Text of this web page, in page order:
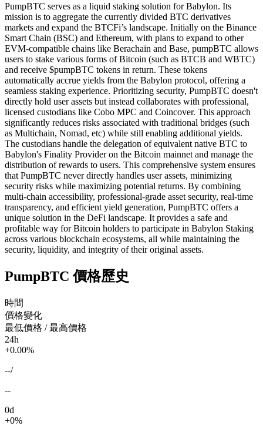
PumpBTC serves as a liquid staking solution for Babylon. Its
mission is to aggregate the currently divided BTC derivatives
markets and expand the BTCFi’s landscape. Initially on the Binance
Smart Chain (BSC) and Ethereum, with plans to expand to other
EVM-compatible chains like Berachain and Base, pumpBTC allows
users to stake various forms of Bitcoin (such as BTCB and WBTC)
and receive $pumpBTC tokens in return. These tokens
automatically accrue yields from the Babylon protocol, offering a
seamless staking experience. Prioritizing security, PumpBTC doesn't
directly hold user assets but instead collaborates with professional,
licensed custodians like Cobo MPC and Coincover. This approach
significantly reduces risks associated with traditional bridges (such
as Multichain, Nomad, etc) while still enabling additional yields.
The custodians handle the delegation of equivalent native BTC to
Babylon's Finality Provider on the Bitcoin mainnet and manage the
distribution of rewards to users. This comprehensive system ensures
that PumpBTC never directly handles user assets, minimizing
security risks while maximizing potential returns. By combining
multi-chain accessibility, professional-grade asset security, real-time
transparency, and efficient yield generation, PumpBTC offers a
unique solution in the DeFi landscape. It provides a safe and
profitable way for Bitcoin holders to participate in Babylon Staking
across various blockchain ecosystems, all while maintaining the
security, liquidity, and integrity of their original assets.
PumpBTC 價格歷史
時間
價格變化
最低價格 / 最高價格
24h
+0.00%
--/
--
0d
+0%